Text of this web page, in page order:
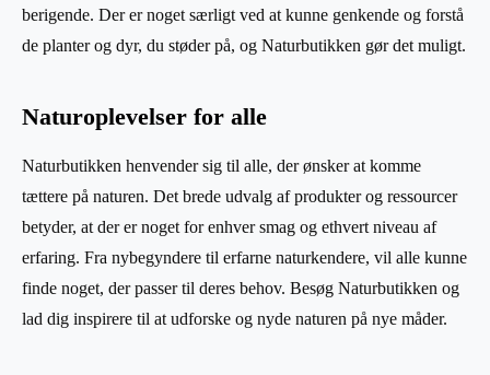
berigende. Der er noget særligt ved at kunne genkende og forstå
de planter og dyr, du støder på, og Naturbutikken gør det muligt.
Naturoplevelser for alle
Naturbutikken henvender sig til alle, der ønsker at komme
tættere på naturen. Det brede udvalg af produkter og ressourcer
betyder, at der er noget for enhver smag og ethvert niveau af
erfaring. Fra nybegyndere til erfarne naturkendere, vil alle kunne
finde noget, der passer til deres behov. Besøg Naturbutikken og
lad dig inspirere til at udforske og nyde naturen på nye måder.